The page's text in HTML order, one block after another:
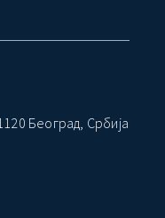
Београд, Србија